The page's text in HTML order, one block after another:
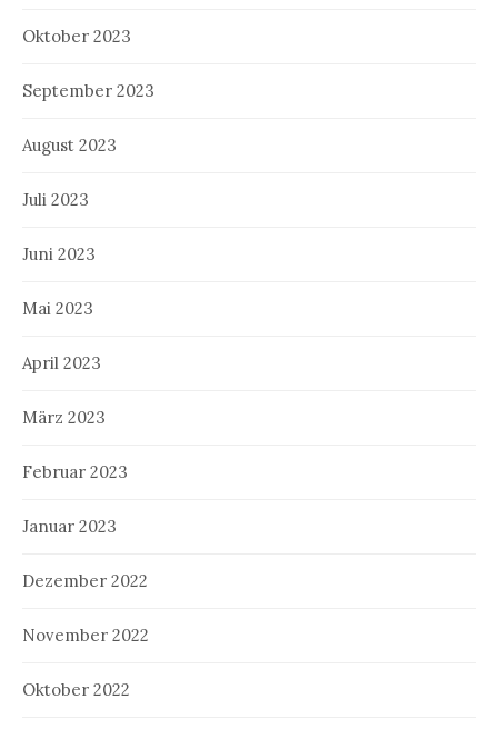
Oktober 2023
September 2023
August 2023
Juli 2023
Juni 2023
Mai 2023
April 2023
März 2023
Februar 2023
Januar 2023
Dezember 2022
November 2022
Oktober 2022